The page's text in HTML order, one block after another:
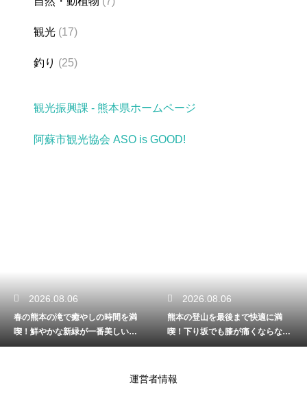
観光 (17)
釣り (25)
観光振興課 - 熊本県ホームページ
阿蘇市観光協会 ASO is GOOD!
2026.08.06
熊本の登山を最後まで快適に満
喫！下り坂でも膝が痛くならない
歩き方を解説
2026.08.05
熊本の川遊びを家族みんなで満
喫！手軽に自然を楽しめる日帰り
のコース解説
運営者情報